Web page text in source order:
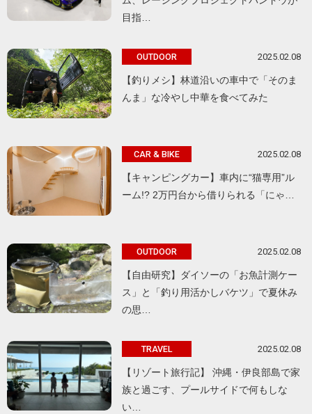
目指…
OUTDOOR 2025.02.08
【釣りメシ】林道沿いの車中で「そのま
んま」な冷やし中華を食べてみた
CAR & BIKE 2025.02.08
【キャンピングカー】車内に“猫専用”ル
ーム!? 2万円台から借りられる「にゃ…
OUTDOOR 2025.02.08
【自由研究】ダイソーの「お魚計測ケー
ス」と「釣り用活かしバケツ」で夏休み
の思…
TRAVEL 2025.02.08
【リゾート旅行記】 沖縄・伊良部島で家
族と過ごす、プールサイドで何もしな
い…